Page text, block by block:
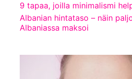
9 tapaa, joilla minimalismi
Albanian hintataso – näin
Albaniassa maksoi